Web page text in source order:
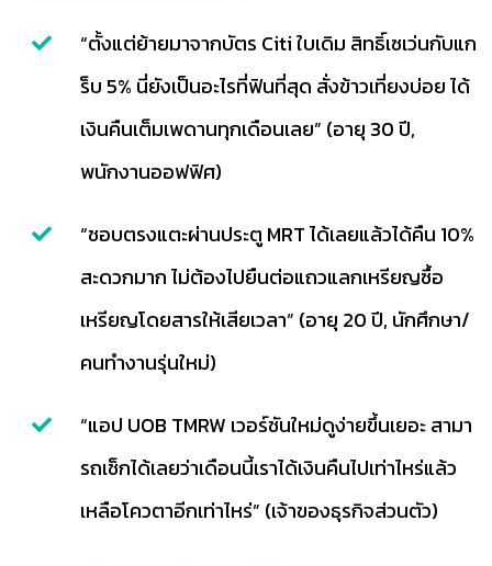
“ตั้งแต่ย้ายมาจากบัตร Citi ใบเดิม สิทธิ์เซเว่นกับแก
ร็บ 5% นี่ยังเป็นอะไรที่ฟินที่สุด สั่งข้าวเที่ยงบ่อย ได้
เงินคืนเต็มเพดานทุกเดือนเลย” (อายุ 30 ปี,
พนักงานออฟฟิศ)
“ชอบตรงแตะผ่านประตู MRT ได้เลยแล้วได้คืน 10%
สะดวกมาก ไม่ต้องไปยืนต่อแถวแลกเหรียญซื้อ
เหรียญโดยสารให้เสียเวลา” (อายุ 20 ปี, นักศึกษา/
คนทำงานรุ่นใหม่)
“แอป UOB TMRW เวอร์ชันใหม่ดูง่ายขึ้นเยอะ สามา
รถเช็กได้เลยว่าเดือนนี้เราได้เงินคืนไปเท่าไหร่แล้ว
เหลือโควตาอีกเท่าไหร่” (เจ้าของธุรกิจส่วนตัว)